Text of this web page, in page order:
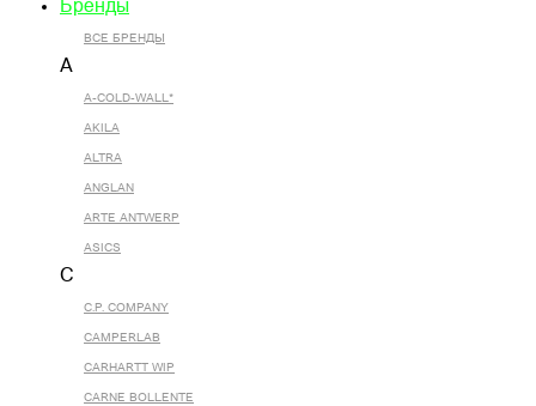
Бренды
ВСЕ БРЕНДЫ
A
A-COLD-WALL*
AKILA
ALTRA
ANGLAN
ARTE ANTWERP
ASICS
C
C.P. COMPANY
CAMPERLAB
CARHARTT WIP
CARNE BOLLENTE